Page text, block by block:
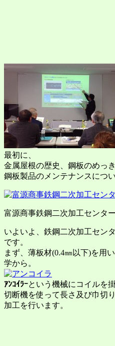
最初に、
金属屋根の歴史、鋼板のめっ
鋼板製品のメンテナンスにつ
富源商事鉄鋼二次加工センター
いよいよ、鉄鋼二次加工セン
です。
まず、薄板材(0.4㎜以下)を用
学から。
ｱﾝｺｲﾗｰという機械にコイルを掛
切断機を使って長さ及び巾切
加工を行います。